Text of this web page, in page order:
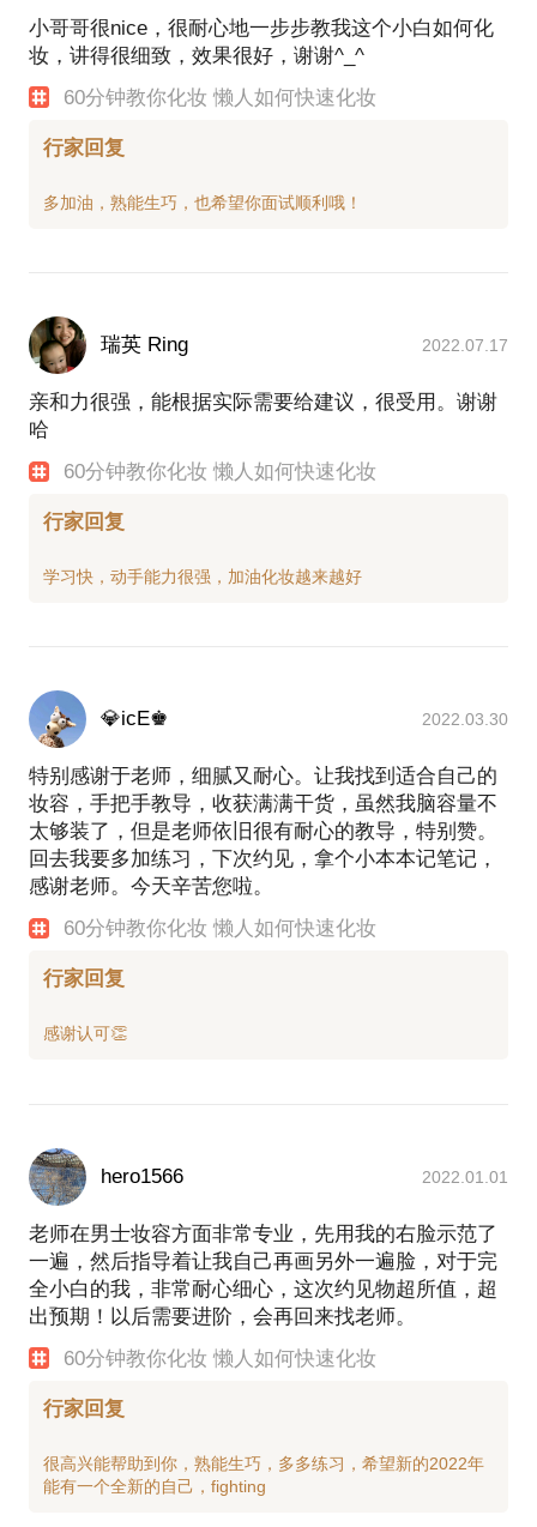
小哥哥很nice，很耐心地一步步教我这个小白如何化
妆，讲得很细致，效果很好，谢谢^_^
60分钟教你化妆 懒人如何快速化妆
行家回复
瑞英 Ring 2022.07.17
亲和力很强，能根据实际需要给建议，很受用。谢谢
哈
60分钟教你化妆 懒人如何快速化妆
行家回复
💎icE♚ 2022.03.30
特别感谢于老师，细腻又耐心。让我找到适合自己的
妆容，手把手教导，收获满满干货，虽然我脑容量不
太够装了，但是老师依旧很有耐心的教导，特别赞。
回去我要多加练习，下次约见，拿个小本本记笔记，
感谢老师。今天辛苦您啦。
60分钟教你化妆 懒人如何快速化妆
行家回复
hero1566 2022.01.01
老师在男士妆容方面非常专业，先用我的右脸示范了
一遍，然后指导着让我自己再画另外一遍脸，对于完
全小白的我，非常耐心细心，这次约见物超所值，超
出预期！以后需要进阶，会再回来找老师。
60分钟教你化妆 懒人如何快速化妆
行家回复
很高兴能帮助到你，熟能生巧，多多练习，希望新的2022年